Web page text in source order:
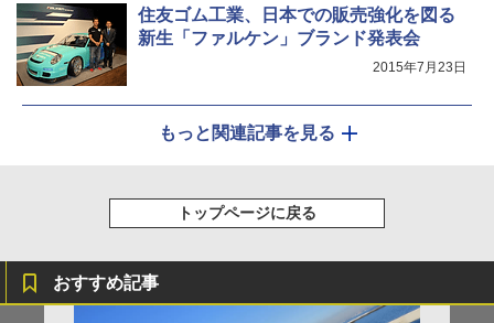
住友ゴム工業、日本での販売強化を図る
新生「ファルケン」ブランド発表会
2015年7月23日
もっと関連記事を見る
トップページに戻る
おすすめ記事